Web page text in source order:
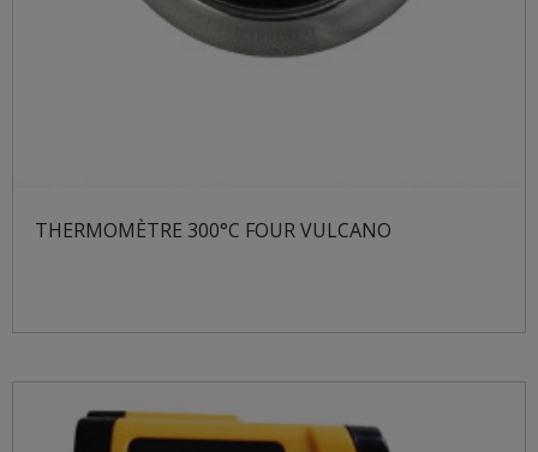
THERMOMÈTRE 300°C FOUR VULCANO